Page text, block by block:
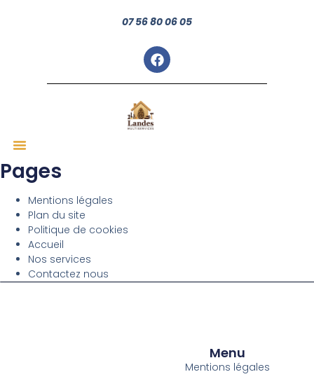
07 56 80 06 05
Pages
Mentions légales
Plan du site
Politique de cookies
Accueil
Nos services
Contactez nous
Menu
Mentions légales